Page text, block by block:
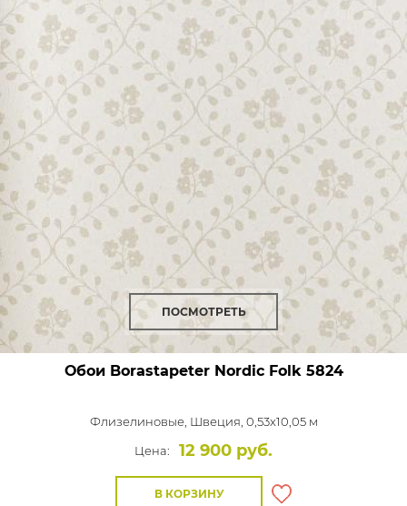
ПОСМОТРЕТЬ
Обои Borastapeter Nordic Folk5824
Флизелиновые, Швеция, 0,53x10,05 м
Цена:
12 900 руб.
В КОРЗИНУ